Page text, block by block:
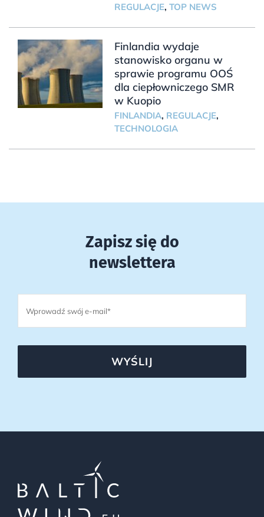
REGULACJE, TOP NEWS
Finlandia wydaje
stanowisko organu w
sprawie programu OOŚ
dla ciepłowniczego SMR
w Kuopio
FINLANDIA, REGULACJE,
TECHNOLOGIA
Zapisz się do
newslettera
WYŚLIJ